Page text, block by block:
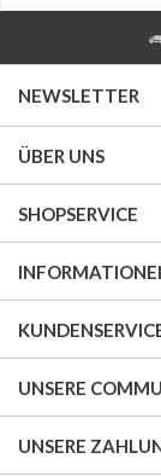
NEWSLETTER
ÜBER UNS
SHOPSERVICE
UNSERE
UNSERE